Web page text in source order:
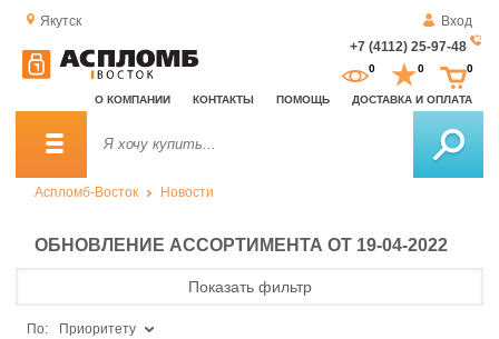
Якутск
Вход
+7 (4112) 25-97-48
О КОМПАНИИ КОНТАКТЫ ПОМОЩЬ ДОСТАВКА И ОПЛАТА
0 0 0
Аспломб-Восток Новости
ОБНОВЛЕНИЕ АССОРТИМЕНТА ОТ 19-04-2022
Показать фильтр
По: Приоритету